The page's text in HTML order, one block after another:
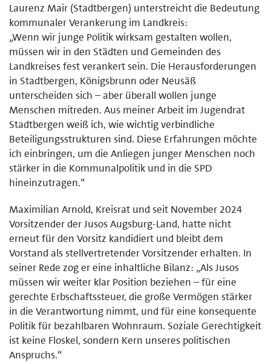
Laurenz Mair (Stadtbergen) unterstreicht die Bedeutung
kommunaler Verankerung im Landkreis:
„Wenn wir junge Politik wirksam gestalten wollen,
müssen wir in den Städten und Gemeinden des
Landkreises fest verankert sein. Die Herausforderungen
in Stadtbergen, Königsbrunn oder Neusäß
unterscheiden sich – aber überall wollen junge
Menschen mitreden. Aus meiner Arbeit im Jugendrat
Stadtbergen weiß ich, wie wichtig verbindliche
Beteiligungsstrukturen sind. Diese Erfahrungen möchte
ich einbringen, um die Anliegen junger Menschen noch
stärker in die Kommunalpolitik und in die SPD
hineinzutragen.“
Maximilian Arnold, Kreisrat und seit November 2024
Vorsitzender der Jusos Augsburg-Land, hatte nicht
erneut für den Vorsitz kandidiert und bleibt dem
Vorstand als stellvertretender Vorsitzender erhalten. In
seiner Rede zog er eine inhaltliche Bilanz: „Als Jusos
müssen wir weiter klar Position beziehen – für eine
gerechte Erbschaftssteuer, die große Vermögen stärker
in die Verantwortung nimmt, und für eine konsequente
Politik für bezahlbaren Wohnraum. Soziale Gerechtigkeit
ist keine Floskel, sondern Kern unseres politischen
Anspruchs.“